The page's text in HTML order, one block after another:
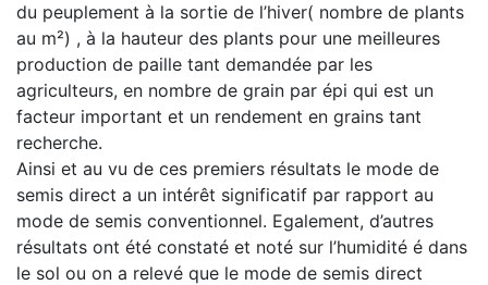
du peuplement à la sortie de l’hiver( nombre de plants
au m²) , à la hauteur des plants pour une meilleures
production de paille tant demandée par les
agriculteurs, en nombre de grain par épi qui est un
facteur important et un rendement en grains tant
recherche.
Ainsi et au vu de ces premiers résultats le mode de
semis direct a un intérêt significatif par rapport au
mode de semis conventionnel. Egalement, d’autres
résultats ont été constaté et noté sur l’humidité é dans
le sol ou on a relevé que le mode de semis direct